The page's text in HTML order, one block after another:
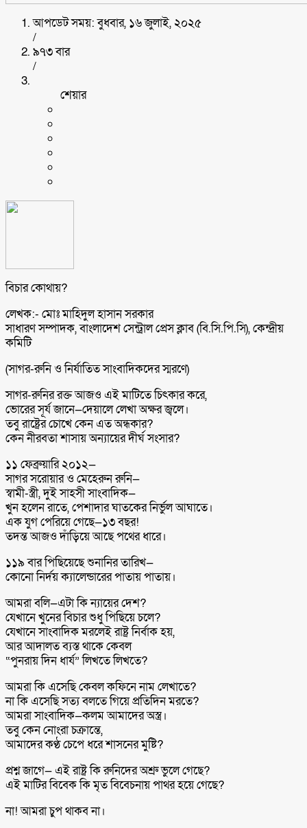
আপডেট সময়: বুধবার, ১৬ জুলাই, ২০২৫
/
৯৭৩ বার
/
শেয়ার
বিচার কোথায়?
লেখক:- মোঃ মাহিদুল হাসান সরকার
সাধারণ সম্পাদক, বাংলাদেশ সেন্ট্রাল প্রেস ক্লাব (বি.সি.পি.সি), কেন্দ্রীয়
কমিটি
(সাগর-রুনি ও নির্যাতিত সাংবাদিকদের স্মরণে)
সাগর-রুনির রক্ত আজও এই মাটিতে চিৎকার করে,
ভোরের সূর্য জানে—দেয়ালে লেখা অক্ষর জ্বলে।
তবু রাষ্ট্রের চোখে কেন এত অন্ধকার?
কেন নীরবতা শাসায় অন্যায়ের দীর্ঘ সংসার?
১১ ফেব্রুয়ারি ২০১২—
সাগর সরোয়ার ও মেহেরুন রুনি—
স্বামী-স্ত্রী, দুই সাহসী সাংবাদিক—
খুন হলেন রাতে, পেশাদার ঘাতকের নির্ভুল আঘাতে।
এক যুগ পেরিয়ে গেছে—১৩ বছর!
তদন্ত আজও দাঁড়িয়ে আছে পথের ধারে।
১১৯ বার পিছিয়েছে শুনানির তারিখ—
কোনো নির্দয় ক্যালেন্ডারের পাতায় পাতায়।
আমরা বলি—এটা কি ন্যায়ের দেশ?
যেখানে খুনের বিচার শুধু পিছিয়ে চলে?
যেখানে সাংবাদিক মরলেই রাষ্ট্র নির্বাক হয়,
আর আদালত ব্যস্ত থাকে কেবল
“পুনরায় দিন ধার্য” লিখতে লিখতে?
আমরা কি এসেছি কেবল কফিনে নাম লেখাতে?
না কি এসেছি সত্য বলতে গিয়ে প্রতিদিন মরতে?
আমরা সাংবাদিক—কলম আমাদের অস্ত্র।
তবু কেন নোংরা চক্রান্তে,
আমাদের কণ্ঠ চেপে ধরে শাসনের মুষ্টি?
প্রশ্ন জাগে— এই রাষ্ট্র কি রুনিদের অশ্রু ভুলে গেছে?
এই মাটির বিবেক কি মৃত বিবেচনায় পাথর হয়ে গেছে?
না! আমরা চুপ থাকব না।